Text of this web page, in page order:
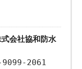
会社協和防水
9099-2061